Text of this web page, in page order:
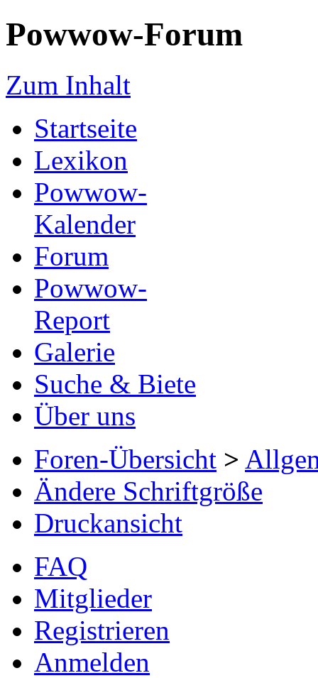
Powwow-Forum
Zum Inhalt
Startseite
Lexikon
Powwow-
Kalender
Forum
Powwow-
Report
Galerie
Suche & Biete
Über uns
Foren-Übersicht >
Ändere Schriftgröße
Druckansicht
FAQ
Mitglieder
Registrieren
Anmelden